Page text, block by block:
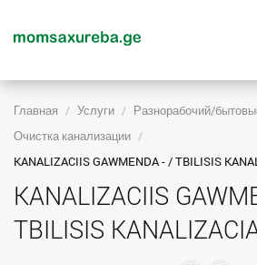
Главная Услуги
Разнорабочий/
Очистка канализации
KANALIZACIIS GAWMENDA - / TBILISIS
KANALIZACIIS
TBILISIS